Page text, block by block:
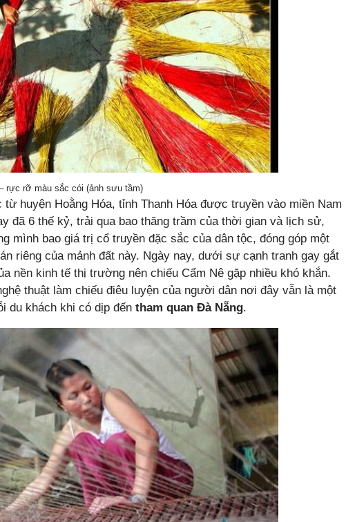
rực rỡ màu sắc cói (ảnh sưu tầm)
từ huyện Hoằng Hóa, tỉnh Thanh Hóa được truyền vào miền Nam
đã 6 thế kỷ, trải qua bao thăng trầm của thời gian và lịch sử,
mình bao giá trị cổ truyền đặc sắc của dân tộc, đóng góp một
riêng của mảnh đất này. Ngày nay, dưới sự cạnh tranh gay gắt
nền kinh tế thị trường nên chiếu Cẩm Nê gặp nhiều khó khắn.
thuật làm chiếu điêu luyện của người dân nơi đây vẫn là một
du khách khi có dịp đến tham quan Đà Nẵng.